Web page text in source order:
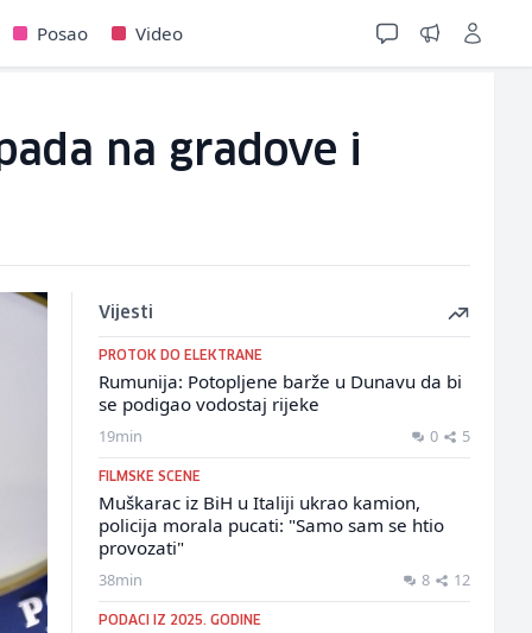
Posao Video
na gradove i
Vijesti
PROTOK DO ELEKTRANE
Rumunija: Potopljene barže u Dunavu da bi
se podigao vodostaj rijeke
19min 0 5
FILMSKE SCENE
Muškarac iz BiH u Italiji ukrao kamion,
policija morala pucati: "Samo sam se htio
provozati"
38min 8 12
PODACI IZ 2025. GODINE